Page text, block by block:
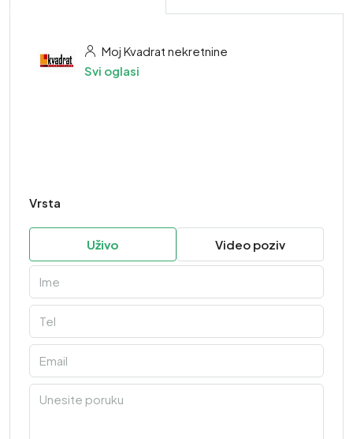
Moj Kvadrat nekretnine
Svi oglasi
Vrsta
Uživo Video poziv